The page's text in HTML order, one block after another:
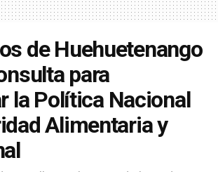
de Huehuetenango
para
la Política Nacional
Alimentaria y